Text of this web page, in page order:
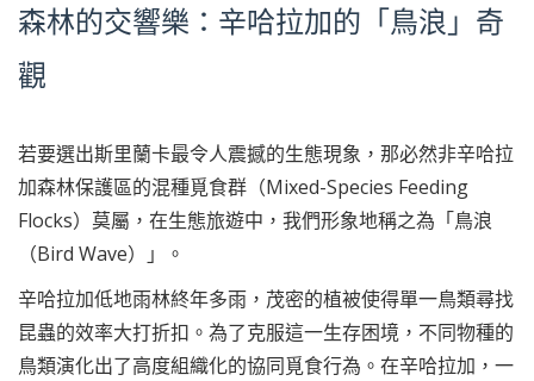
森林的交響樂：辛哈拉加的「鳥浪」奇
觀
若要選出斯里蘭卡最令人震撼的生態現象，那必然非辛哈拉
加森林保護區的混種覓食群（Mixed-Species Feeding
Flocks）莫屬，在生態旅遊中，我們形象地稱之為「鳥浪
（Bird Wave）」。
辛哈拉加低地雨林終年多雨，茂密的植被使得單一鳥類尋找
昆蟲的效率大打折扣。為了克服這一生存困境，不同物種的
鳥類演化出了高度組織化的協同覓食行為。在辛哈拉加，一